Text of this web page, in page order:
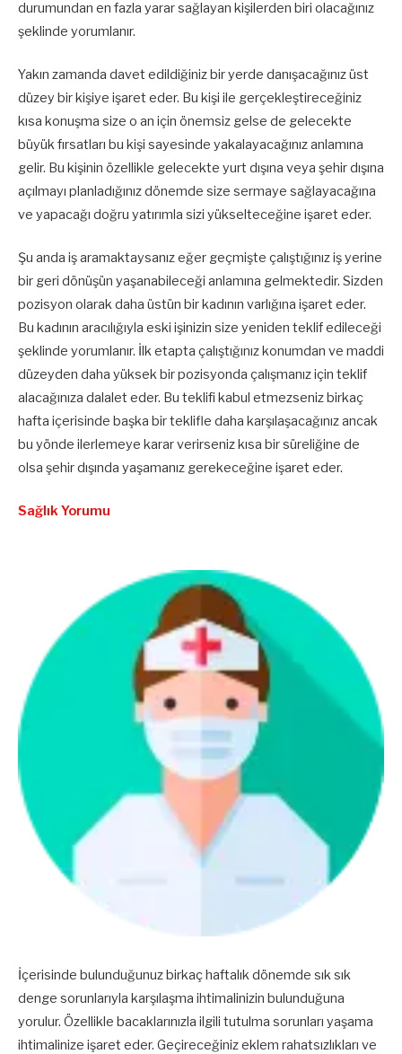
durumundan en fazla yarar sağlayan kişilerden biri olacağınız
şeklinde yorumlanır.
Yakın zamanda davet edildiğiniz bir yerde danışacağınız üst
düzey bir kişiye işaret eder. Bu kişi ile gerçekleştireceğiniz
kısa konuşma size o an için önemsiz gelse de gelecekte
büyük fırsatları bu kişi sayesinde yakalayacağınız anlamına
gelir. Bu kişinin özellikle gelecekte yurt dışına veya şehir dışına
açılmayı planladığınız dönemde size sermaye sağlayacağına
ve yapacağı doğru yatırımla sizi yükselteceğine işaret eder.
Şu anda iş aramaktaysanız eğer geçmişte çalıştığınız iş yerine
bir geri dönüşün yaşanabileceği anlamına gelmektedir. Sizden
pozisyon olarak daha üstün bir kadının varlığına işaret eder.
Bu kadının aracılığıyla eski işinizin size yeniden teklif edileceği
şeklinde yorumlanır. İlk etapta çalıştığınız konumdan ve maddi
düzeyden daha yüksek bir pozisyonda çalışmanız için teklif
alacağınıza dalalet eder. Bu teklifi kabul etmezseniz birkaç
hafta içerisinde başka bir teklifle daha karşılaşacağınız ancak
bu yönde ilerlemeye karar verirseniz kısa bir süreliğine de
olsa şehir dışında yaşamanız gerekeceğine işaret eder.
Sağlık Yorumu
İçerisinde bulunduğunuz birkaç haftalık dönemde sık sık
denge sorunlarıyla karşılaşma ihtimalinizin bulunduğuna
yorulur. Özellikle bacaklarınızla ilgili tutulma sorunları yaşama
ihtimalinize işaret eder. Geçireceğiniz eklem rahatsızlıkları ve